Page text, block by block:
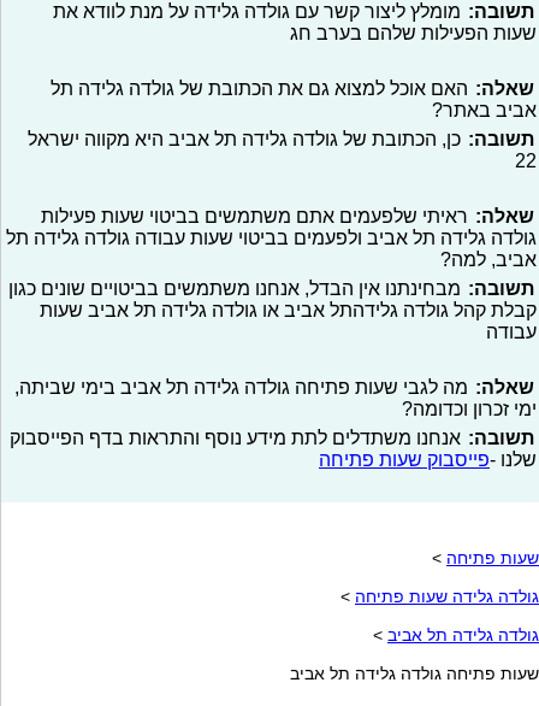
תשובה: מומלץ ליצור קשר עם גולדה גלידה על מנת לוודא את
שעות הפעילות שלהם בערב חג
שאלה: האם אוכל למצוא גם את הכתובת של גולדה גלידה תל
אביב באתר?
תשובה: כן, הכתובת של גולדה גלידה תל אביב היא מקווה ישראל
22
שאלה: ראיתי שלפעמים אתם משתמשים בביטוי שעות פעילות
גולדה גלידה תל אביב ולפעמים בביטוי שעות עבודה גולדה גלידה תל
אביב, למה?
תשובה: מבחינתנו אין הבדל, אנחנו משתמשים בביטויים שונים כגון
קבלת קהל גולדה גלידהתל אביב או גולדה גלידה תל אביב שעות
עבודה
שאלה: מה לגבי שעות פתיחה גולדה גלידה תל אביב בימי שביתה,
ימי זכרון וכדומה?
תשובה: אנחנו משתדלים לתת מידע נוסף והתראות בדף הפייסבוק
שלנו -פייסבוק שעות פתיחה
שעות פתיחה >
גולדה גלידה שעות פתיחה >
גולדה גלידה תל אביב >
שעות פתיחה גולדה גלידה תל אביב